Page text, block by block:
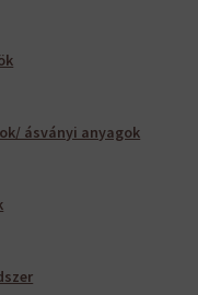
ásványi anyagok